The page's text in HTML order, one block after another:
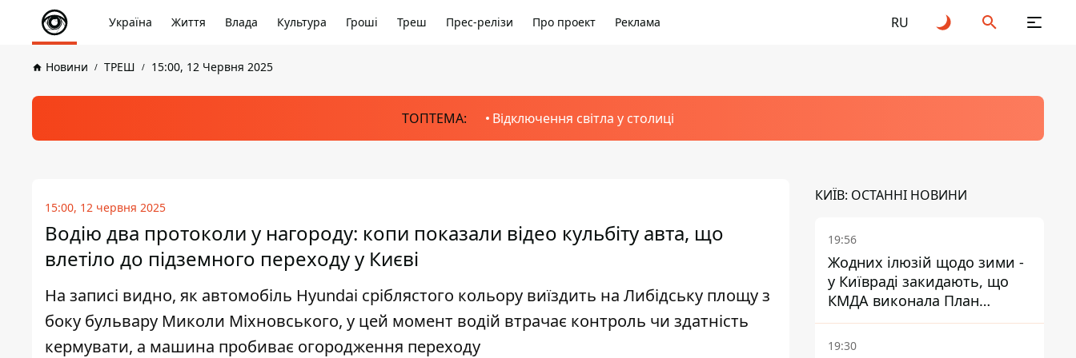
Україна Життя Влада Культура Гроші Треш Прес-релізи Про проект Реклама RU
Новини ТРЕШ 15:00, 12 Червня 2025
ТОПТЕМА: Відключення світла у столиці
15:00, 12 червня 2025
Водію два протоколи у нагороду: копи показали відео кульбіту авта, що
влетіло до підземного переходу у Києві
На записі видно, як автомобіль Hyundai сріблястого кольору виїздить на Либідську площу з
боку бульвару Миколи Міхновського, у цей момент водій втрачає контроль чи здатність
кермувати, а машина пробиває огородження переходу
КИЇВ: ОСТАННІ НОВИНИ
19:56
Жодних ілюзій щодо зими -
у Київраді закидають, що
КМДА виконала План
стійкості на 20%
19:30